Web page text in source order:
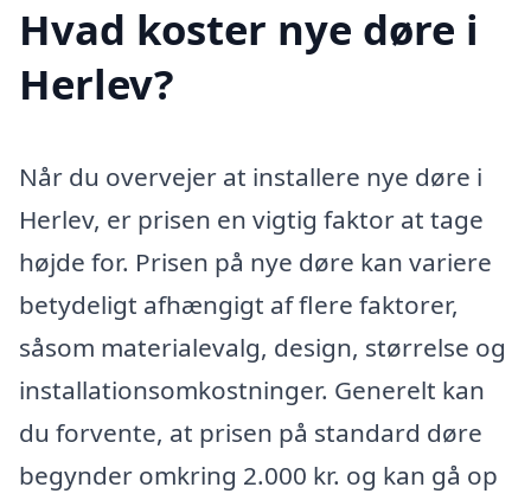
Hvad koster nye døre i
Herlev?
Når du overvejer at installere nye døre i
Herlev, er prisen en vigtig faktor at tage
højde for. Prisen på nye døre kan variere
betydeligt afhængigt af flere faktorer,
såsom materialevalg, design, størrelse og
installationsomkostninger. Generelt kan
du forvente, at prisen på standard døre
begynder omkring 2.000 kr. og kan gå op